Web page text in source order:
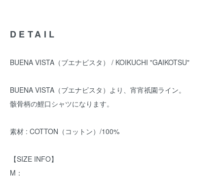
DETAIL
BUENA VISTA（ブエナビスタ） / KOIKUCHI "GAIKOTSU"
BUENA VISTA（ブエナビスタ）より、宵宵祇園ライン。
骸骨柄の鯉口シャツになります。
素材 : COTTON（コットン）/100%
【SIZE INFO】
M：